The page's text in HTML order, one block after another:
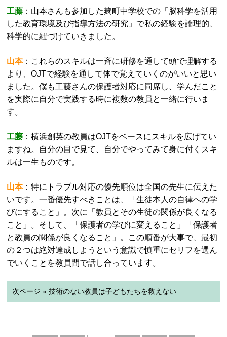
工藤 ：山本さんも参加した麹町中学校での「脳科学を活用
した教育環境及び指導方法の研究」で私の経験を論理的、
科学的に紐づけていきました。
山本：これらのスキルは一斉に研修を通して頭で理解する
より、OJTで経験を通して体で覚えていくのがいいと思い
ました。僕も工藤さんの保護者対応に同席し、学んだこと
を実際に自分で実践する時に複数の教員と一緒に行いま
す。
工藤 ：横浜創英の教員はOJTをベースにスキルを広げてい
ますね。自分の目で見て、自分でやってみて身に付くスキ
ルは一生ものです。
山本：特にトラブル対応の優先順位は全国の先生に伝えた
いです。一番優先すべきことは、「生徒本人の自律への学
びにすること」。次に「教員とその生徒の関係が良くなる
こと」。そして、「保護者の学びに変えること」「保護者
と教員の関係が良くなること」。この順番が大事で、最初
の２つは絶対達成しようという意識で慎重にセリフを選ん
でいくことを教員間で話し合っています。
次ページ » 技術のない教員は子どもたちを救えない